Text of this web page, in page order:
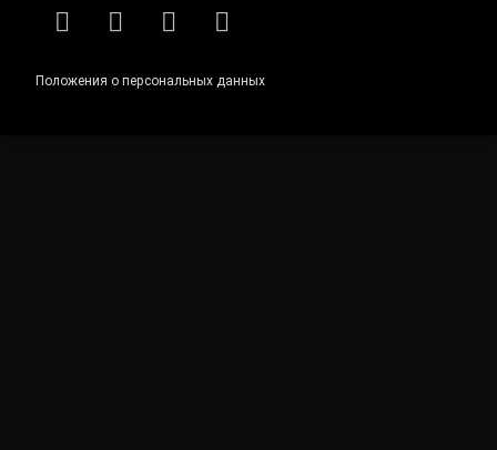
RSS E-mailВКонтакте
Telegram
Положения о персональных данных